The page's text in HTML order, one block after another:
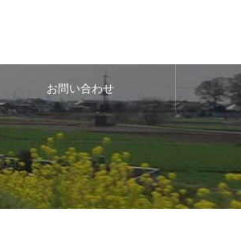
お問い合わせ